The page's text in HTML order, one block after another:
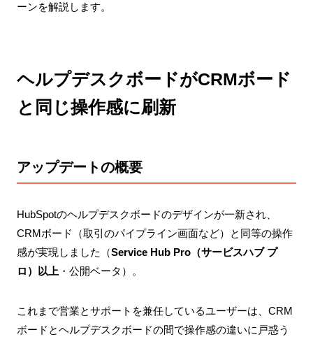
ーンを解説します。
ヘルプデスクボードがCRMボード
と同じ操作感に刷新
アップデートの概要
HubSpotのヘルプデスクボードのデザインが一新され、
CRMボード（取引のパイプライン画面など）と同等の操作
感が実現しました（Service Hub Pro（サービスハブ プ
ロ）以上 ・公開ベータ）。
これまで営業とサポートを兼任しているユーザーは、CRM
ボードとヘルプデスクボードの間で操作感の違いに戸惑う